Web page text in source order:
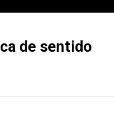
de sentido